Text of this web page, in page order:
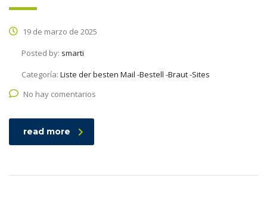
19 de marzo de 2025
Posted by: smarti
Categoría: Liste der besten Mail -Bestell -Braut -Sites
No hay comentarios
read more